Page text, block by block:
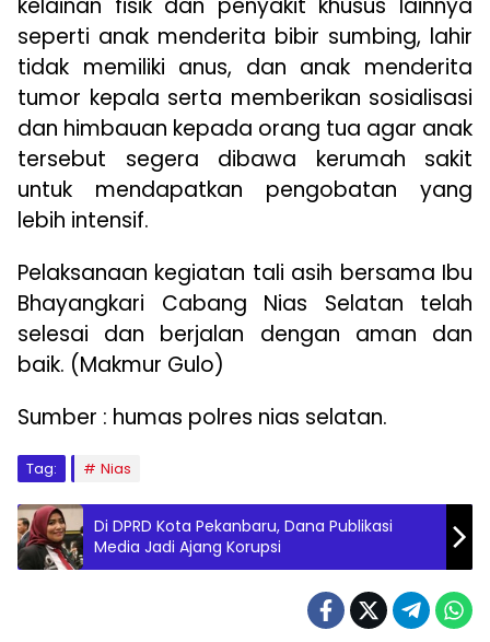
seperti anak menderita bibir sumbing, lahir
tidak memiliki anus, dan anak menderita
tumor kepala serta memberikan sosialisasi
dan himbauan kepada orang tua agar anak
tersebut segera dibawa kerumah sakit
untuk mendapatkan pengobatan yang
lebih intensif.
Pelaksanaan kegiatan tali asih bersama Ibu
Bhayangkari Cabang Nias Selatan telah
selesai dan berjalan dengan aman dan
baik. (Makmur Gulo)
Sumber : humas polres nias selatan.
Tag: Nias
Di DPRD Kota Pekanbaru, Dana Publikasi
Media Jadi Ajang Korupsi